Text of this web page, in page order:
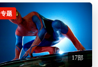
专题
17部